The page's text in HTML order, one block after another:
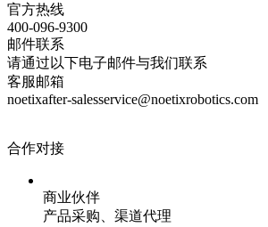
官方热线
400-096-9300
邮件联系
请通过以下电子邮件与我们联系
客服邮箱
noetixafter-salesservice@noetixrobotics.com
合作对接
商业伙伴
产品采购、渠道代理